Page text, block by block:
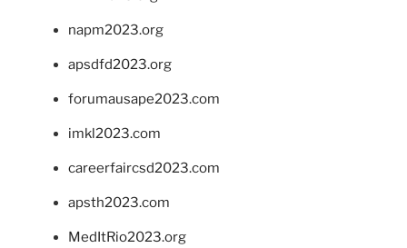
napm2023.org
apsdfd2023.org
forumausape2023.com
imkl2023.com
careerfaircsd2023.com
apsth2023.com
MedItRio2023.org